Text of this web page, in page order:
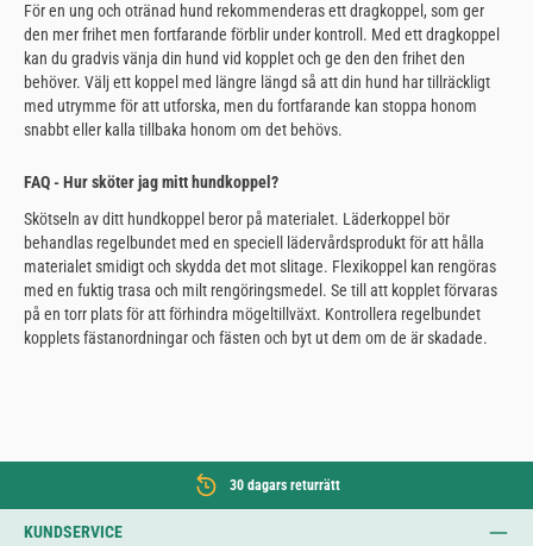
För en ung och otränad hund rekommenderas ett dragkoppel, som ger
den mer frihet men fortfarande förblir under kontroll. Med ett dragkoppel
kan du gradvis vänja din hund vid kopplet och ge den den frihet den
behöver. Välj ett koppel med längre längd så att din hund har tillräckligt
med utrymme för att utforska, men du fortfarande kan stoppa honom
snabbt eller kalla tillbaka honom om det behövs.
FAQ - Hur sköter jag mitt hundkoppel?
Skötseln av ditt hundkoppel beror på materialet. Läderkoppel bör
behandlas regelbundet med en speciell lädervårdsprodukt för att hålla
materialet smidigt och skydda det mot slitage. Flexikoppel kan rengöras
med en fuktig trasa och milt rengöringsmedel. Se till att kopplet förvaras
på en torr plats för att förhindra mögeltillväxt. Kontrollera regelbundet
kopplets fästanordningar och fästen och byt ut dem om de är skadade.
30 dagars returrätt
KUNDSERVICE